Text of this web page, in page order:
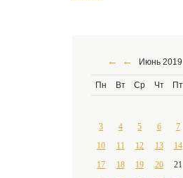
← ← Июнь 2019
Пн Вт Ср Чт Пт
3
4 5 6 7
10
11 12 13 14
17
18 19 20 21